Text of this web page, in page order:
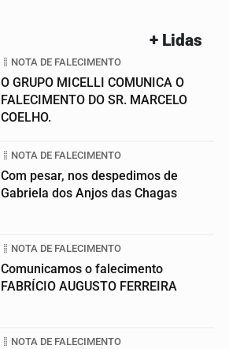
+ Lidas
NOTA DE FALECIMENTO
O GRUPO MICELLI COMUNICA O
FALECIMENTO DO SR. MARCELO
COELHO.
NOTA DE FALECIMENTO
Com pesar, nos despedimos de
Gabriela dos Anjos das Chagas
NOTA DE FALECIMENTO
Comunicamos o falecimento
FABRÍCIO AUGUSTO FERREIRA
NOTA DE FALECIMENTO